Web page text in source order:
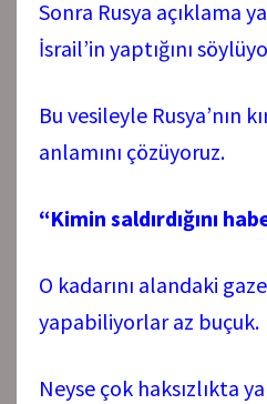
Sonra Rusya açıklama
İsrail’in yaptığını
Bu vesileyle Rusya’nın
anlamını çözüyoruz.
“Kimin saldırdığını
O kadarını alandaki
yapabiliyorlar az buçuk.
Neyse çok haksızlıkta